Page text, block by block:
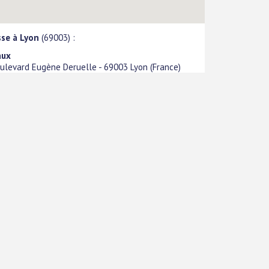
à Lyon (69003) :
Eugène Deruelle -69003 Lyon (France)